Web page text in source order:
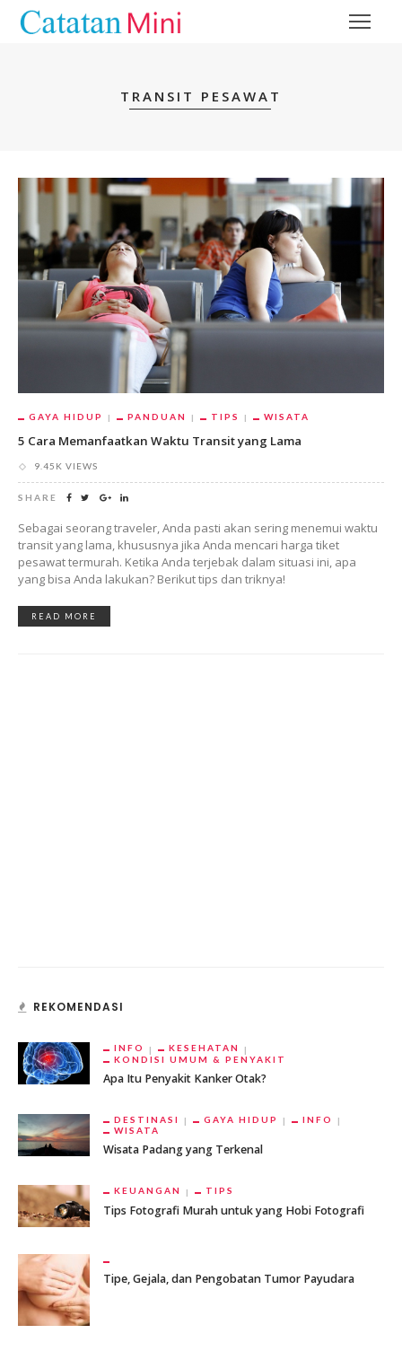
TRANSIT PESAWAT
GAYA HIDUP PANDUAN TIPS WISATA
5 Cara Memanfaatkan Waktu Transit yang Lama
9.45K VIEWS
SHARE
Sebagai seorang traveler, Anda pasti akan sering menemui waktu
transit yang lama, khususnya jika Anda mencari harga tiket
pesawat termurah. Ketika Anda terjebak dalam situasi ini, apa
yang bisa Anda lakukan? Berikut tips dan triknya!
READ MORE
REKOMENDASI
INFO
KESEHATAN
KONDISI UMUM & PENYAKIT
Apa Itu Penyakit Kanker Otak?
DESTINASI GAYA HIDUP
INFO
WISATA
Wisata Padang yang Terkenal
KEUANGAN TIPS
Tips Fotografi Murah untuk yang Hobi Fotografi
Tipe, Gejala, dan Pengobatan Tumor Payudara